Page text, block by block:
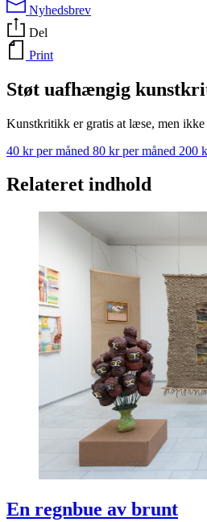
Nyhedsbrev
Del
Print
Støt uafhængig
Kunstkritikk er gratis at læse, men
40 kr per måned 80 kr per måned 200
Relateret indhold
En regnbue av brunt